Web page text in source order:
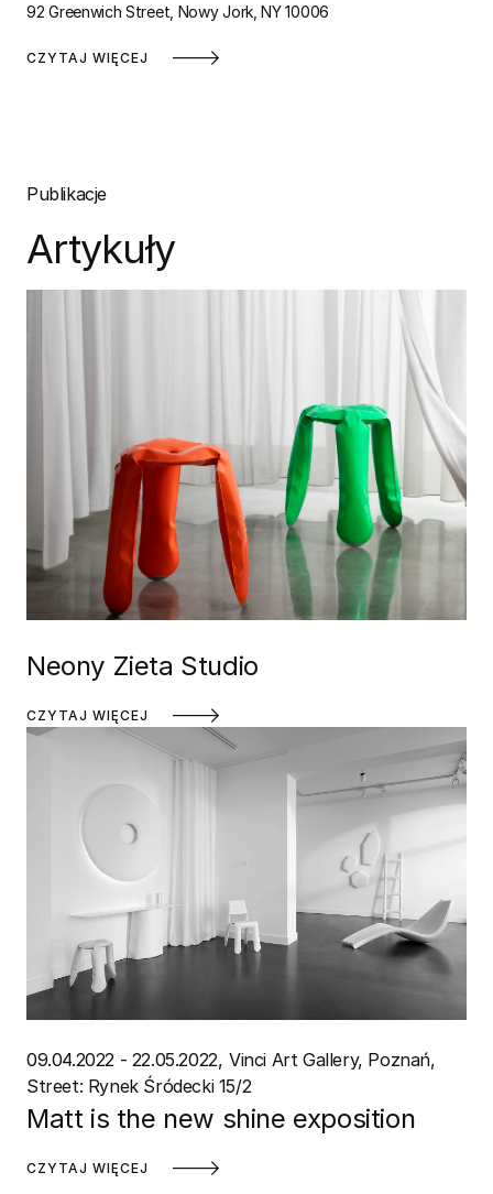
92 Greenwich Street, Nowy Jork, NY 10006
CZYTAJ WIĘCEJ
Publikacje
Artykuły
Neony Zieta Studio
CZYTAJ WIĘCEJ
09.04.2022 - 22.05.2022 Vinci Art Gallery, Poznań
Street: Rynek Śródecki 15/2
Matt is the new shine exposition
CZYTAJ WIĘCEJ